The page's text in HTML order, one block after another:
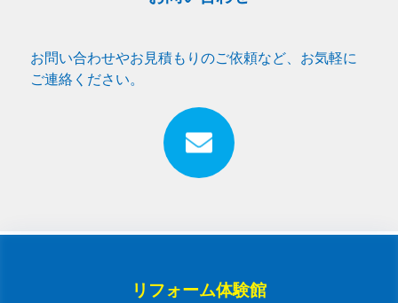
お問い合わせやお見積もりのご依頼など、お気軽に
ご連絡ください。
リフォーム体験館